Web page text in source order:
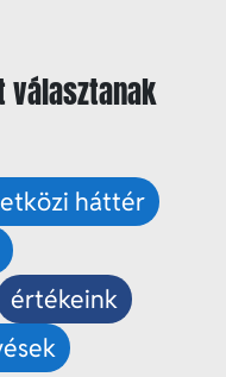
háttér
értékeink